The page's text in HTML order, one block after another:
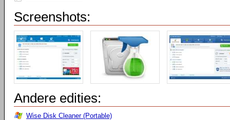
Screenshots:
Andere edities:
Wise Disk Cleaner (Portable)